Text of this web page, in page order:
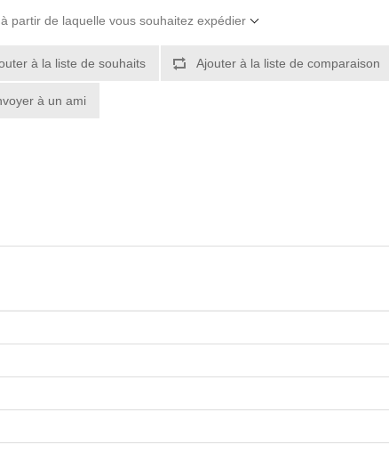
partir de laquelle vous souhaitez expédier